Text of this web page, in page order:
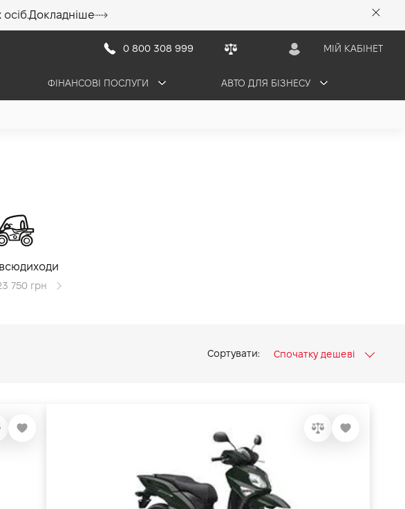
Докладніше
0 800 308 999 МІЙ КАБІНЕТ
ФІНАНСОВІ ПОСЛУГИ АВТО ДЛЯ БІЗНЕСУ
750 грн
Сортувати: Спочатку дешеві